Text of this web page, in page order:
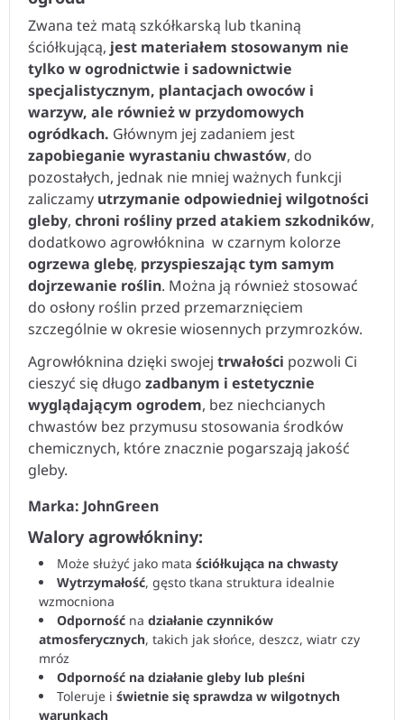
Zwana też matą szkółkarską lub tkaniną
ściółkującą,jest materiałem stosowanym nie
tylko w ogrodnictwie i sadownictwie
specjalistycznym, plantacjach owoców i
warzyw, ale również w przydomowych
ogródkach.Głównym jej zadaniem jest
zapobieganie wyrastaniu chwastów, do
pozostałych, jednak nie mniej ważnych funkcji
zaliczamyutrzymanie odpowiedniej wilgotności
gleby,chroni rośliny przed atakiem szkodników
dodatkowo agrowłóknina w czarnym kolorze
ogrzewa glebę ,przyspieszając tym samym
dojrzewanie roślin. Można ją również stosować
do osłony roślin przed przemarznięciem
szczególnie w okresie wiosennych przymrozków.
cieszyć się długozadbanym i estetycznie
wyglądającym ogrodem, bez niechcianych
chwastów bez przymusu stosowania środków
chemicznych, które znacznie pogarszają jakość
gleby.
Może służyć jako mata ściółkująca na chwasty
Wytrzymałość, gęsto tkana struktura idealnie
wzmocniona
Odporność
atmosferycznych , takich jak słońce, deszcz, wiatr czy
mróz
Odporność na działanie gleby lub pleśni
Toleruje iświetnie się sprawdza w wilgotnych
warunkach